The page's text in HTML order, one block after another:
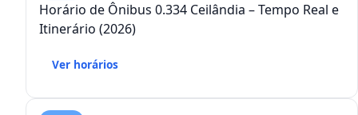
Horário de Ônibus 0.334 Ceilândia – Tempo Real e
Itinerário (2026)
Ver horários